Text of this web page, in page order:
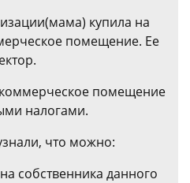
купила на
помещение. Ее
помещение
налогами.
что можно:
собственника данного